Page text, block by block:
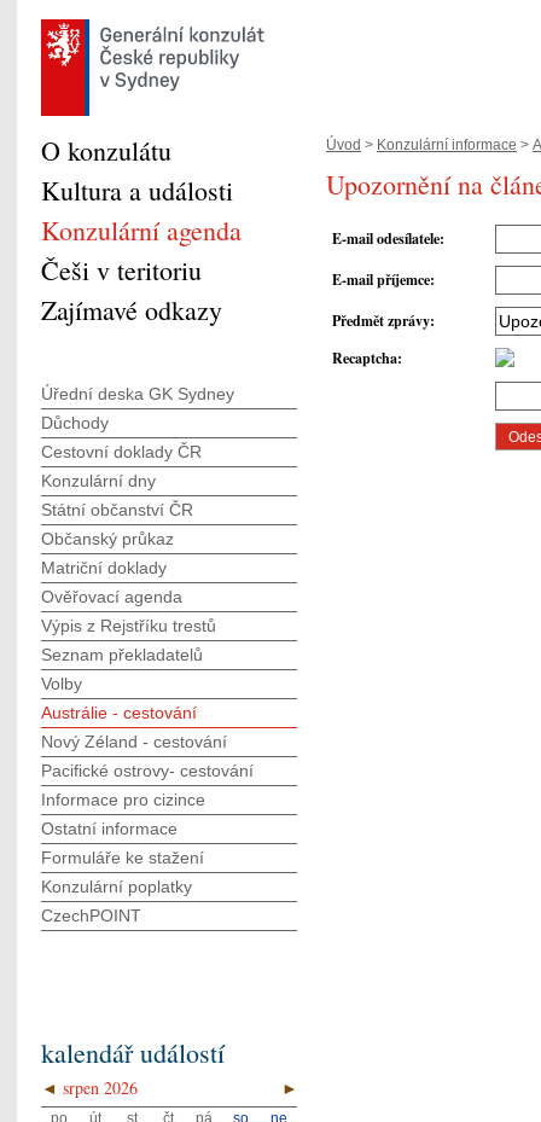
Úvod > Konzulární informace >
Upozornění na
E-mail odesílatele:
E-mail příjemce:
Předmět zprávy:
Recaptcha:
O konzulátu
Kultura a události
Konzulární agenda
Češi v teritoriu
Zajímavé odkazy
Úřední deska GK Sydney
Důchody
Cestovní doklady ČR
Konzulární dny
Státní občanství ČR
Občanský průkaz
Matriční doklady
Ověřovací agenda
Výpis z Rejstříku trestů
Seznam překladatelů
Volby
Austrálie - cestování
Nový Zéland - cestování
Pacifické ostrovy- cestování
Informace pro cizince
Ostatní informace
Formuláře ke stažení
Konzulární poplatky
CzechPOINT
kalendář událostí
◄ ►
srpen 2026
po út st čt pá so
ne